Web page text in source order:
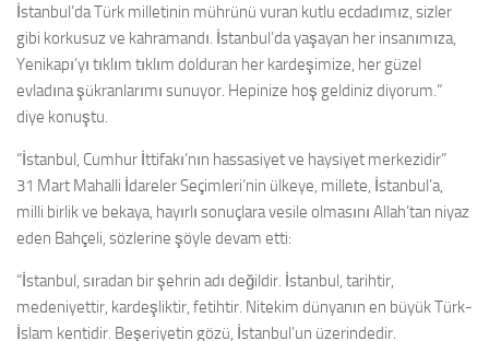
İstanbul’da Türk milletinin mührünü vuran kutlu ecdadımız, sizler
gibi korkusuz ve kahramandı. İstanbul’da yaşayan her insanımıza,
Yenikapı’yı tıklım tıklım dolduran her kardeşimize, her güzel
evladına şükranlarımı sunuyor. Hepinize hoş geldiniz diyorum.”
diye konuştu.
“İstanbul, Cumhur İttifakı’nın hassasiyet ve haysiyet merkezidir”
31 Mart Mahalli İdareler Seçimleri’nin ülkeye, millete, İstanbul’a,
milli birlik ve bekaya, hayırlı sonuçlara vesile olmasını Allah’tan niyaz
eden Bahçeli, sözlerine şöyle devam etti:
“İstanbul, sıradan bir şehrin adı değildir. İstanbul, tarihtir,
medeniyettir, kardeşliktir, fetihtir. Nitekim dünyanın en büyük Türk-
İslam kentidir. Beşeriyetin gözü, İstanbul’un üzerindedir.